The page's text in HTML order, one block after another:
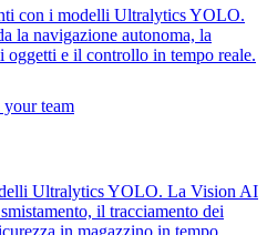
con i modelli Ultralytics YOLO.
la navigazione autonoma, la
oggetti e il controllo in tempo reale.
Ultralytics YOLO. La Vision AI
il tracciamento dei
in magazzino in tempo